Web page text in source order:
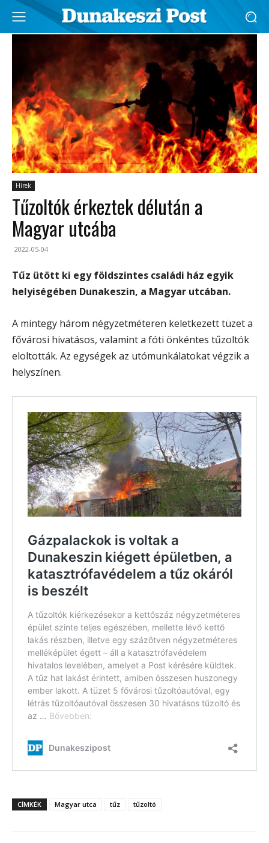
Hírek
Tűzoltók érkeztek délután a
Magyar utcába
2022-05-04
Tűz ütött ki egy földszintes családi ház egyik
helyiségében Dunakeszin, a Magyar utcában.
A mintegy három négyzetméteren keletkezett tüzet a
fővárosi hivatásos, valamint a fóti önkéntes tűzoltók
eloltották. Az egységek az utómunkálatokat végzik a
helyszínen.
CÍMKÉK Magyar utca tűz tűzoltó